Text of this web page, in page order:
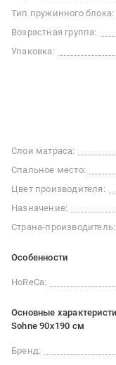
Тип пружинного блока:
Возрастная группа:
Упаковка:
Слои матраса:
Спальное место:
Цвет производителя:
Назначение:
Страна-производитель:
Особенности
HoReCa:
Основные
Sohne 90x190 см
Бренд: